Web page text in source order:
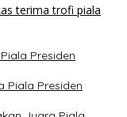
Presiden
Piala Presiden